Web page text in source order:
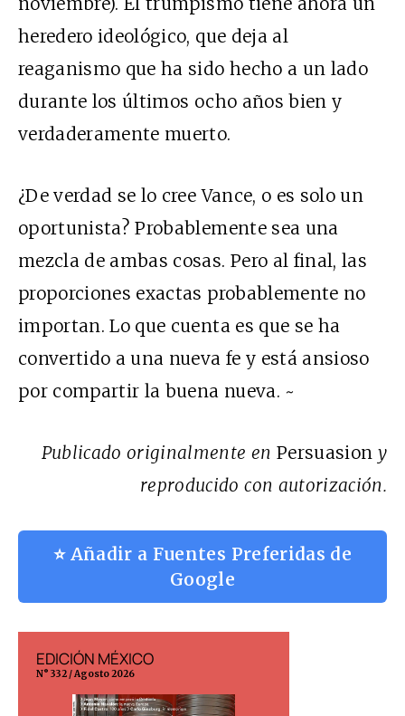
heredero ideológico, que deja al
reaganismo que ha sido hecho a un lado
durante los últimos ocho años bien y
verdaderamente muerto.
¿De verdad se lo cree Vance, o es solo un
oportunista? Probablemente sea una
mezcla de ambas cosas. Pero al final, las
proporciones exactas probablemente no
importan. Lo que cuenta es que se ha
convertido a una nueva fe y está ansioso
por compartir la buena nueva. ~
Publicado originalmente en Persuasion y
reproducido con autorización.
⭐ Añadir a Fuentes Preferidas de
Google
EDICIÓN MÉXICO
N° 332 / Agosto 2026